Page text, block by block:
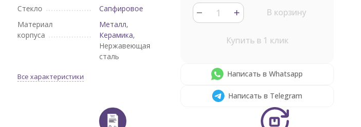
Стекло
Сапфировое
Материал
корпуса
Металл,
Керамика,
Нержавеющая
сталь
Все характеристики
В корзину
Купить в 1 клик
Написать в Whatsapp
Написать в Telegram